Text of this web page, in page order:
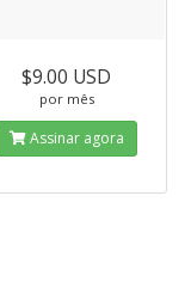
$9.00 USD
por mês
Assinar agora